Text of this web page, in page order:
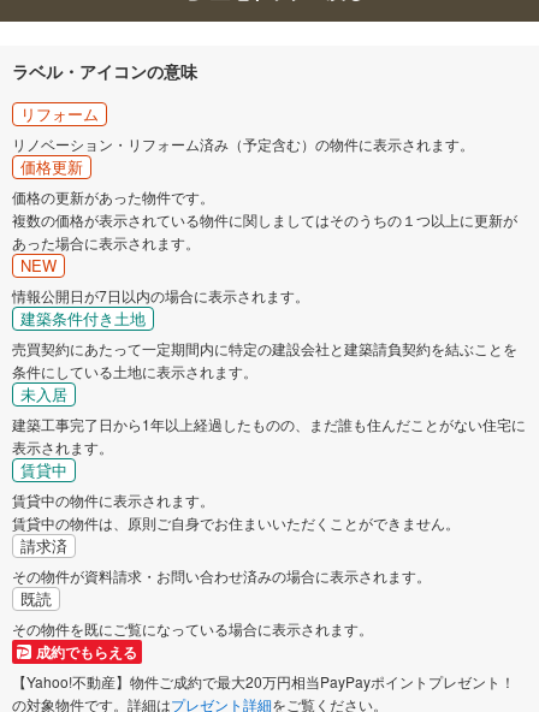
ラベル・アイコンの意味
リフォーム
リノベーション・リフォーム済み（予定含む）の物件に表示されます。
価格更新
価格の更新があった物件です。
複数の価格が表示されている物件に関しましてはそのうちの１つ以上に更新が
あった場合に表示されます。
NEW
情報公開日が7日以内の場合に表示されます。
建築条件付き土地
売買契約にあたって一定期間内に特定の建設会社と建築請負契約を結ぶことを
条件にしている土地に表示されます。
未入居
建築工事完了日から1年以上経過したものの、まだ誰も住んだことがない住宅に
表示されます。
賃貸中
賃貸中の物件に表示されます。
賃貸中の物件は、原則ご自身でお住まいいただくことができません。
請求済
その物件が資料請求・お問い合わせ済みの場合に表示されます。
既読
その物件を既にご覧になっている場合に表示されます。
成約でもらえる
【Yahoo!不動産】物件ご成約で最大20万円相当PayPayポイントプレゼント！
の対象物件です。詳細はプレゼント詳細をご覧ください。